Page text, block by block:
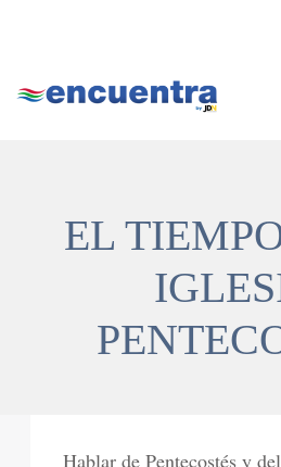
EL
Hablar de Pentecostés y